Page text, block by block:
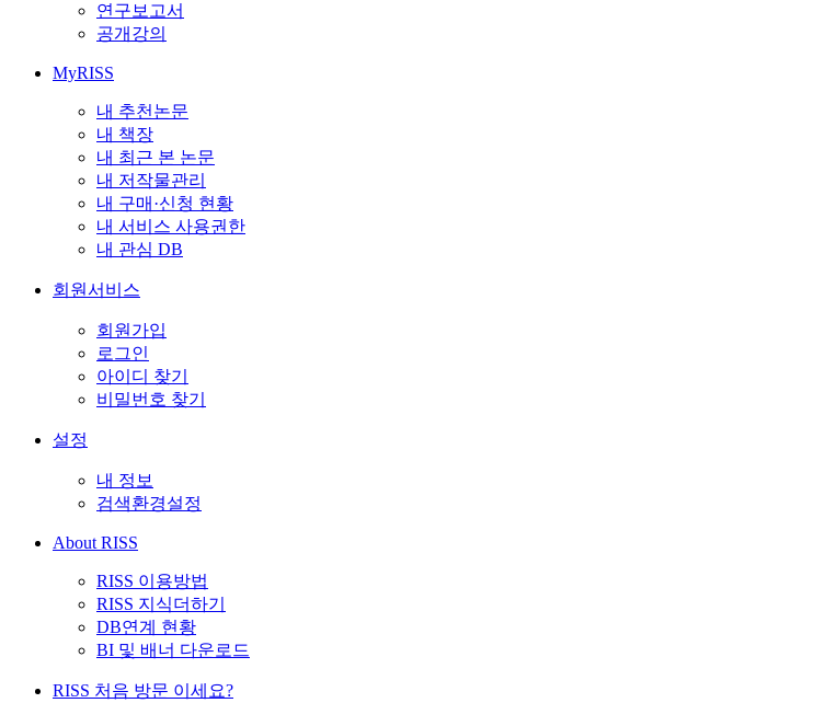
연구보고서
공개강의
MyRISS
내 추천논문
내 책장
내 최근 본 논문
내 저작물관리
내 구매·신청 현황
내 서비스 사용권한
내 관심 DB
회원서비스
회원가입
로그인
아이디 찾기
비밀번호 찾기
설정
내 정보
검색환경설정
About RISS
RISS 이용방법
RISS 지식더하기
DB연계 현황
BI 및 배너 다운로드
RISS 처음 방문 이세요?